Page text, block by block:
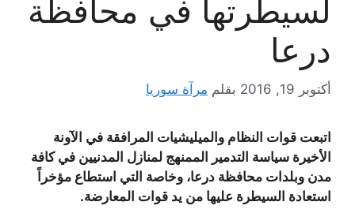
لسيطرتها في محافظة
درعا
أكتوبر 19, 2016 بقلم مرآة سوريا
اتبعت قوات النظام والميليشيات المرافقة في الآونة
الأخيرة سياسة التدمير الممنهج لمنازل المدنيين في كافة
مدن وبلدات محافظة درعا، وخاصة التي استطاع مؤخراً
استعادة السيطرة عليها من يد قوات المعارضة.